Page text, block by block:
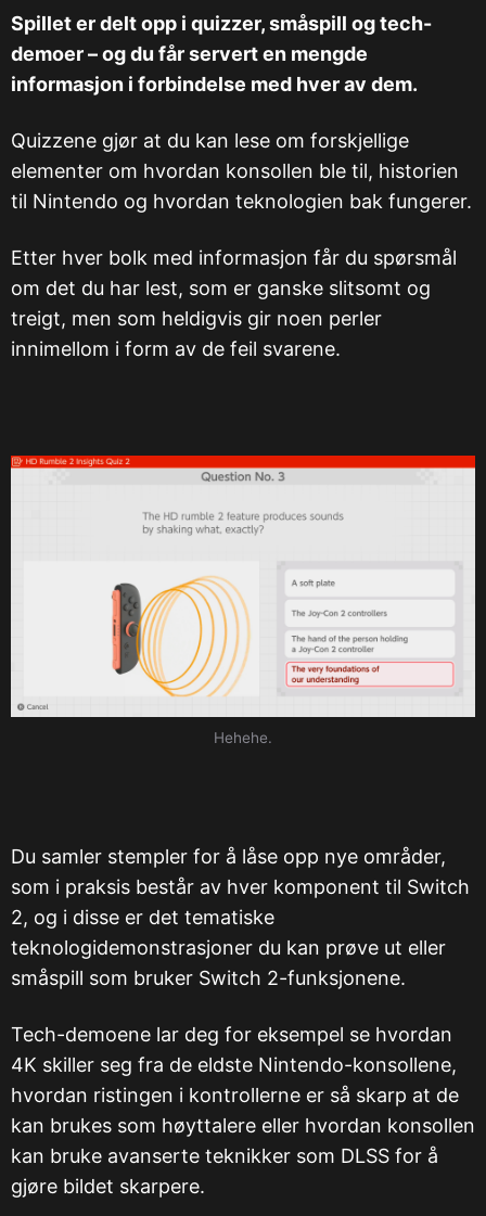
Spillet er delt opp i quizzer, småspill og tech-
demoer – og du får servert en mengde
informasjon i forbindelse med hver av dem.
Quizzene gjør at du kan lese om forskjellige
elementer om hvordan konsollen ble til, historien
til Nintendo og hvordan teknologien bak fungerer.
Etter hver bolk med informasjon får du spørsmål
om det du har lest, som er ganske slitsomt og
treigt, men som heldigvis gir noen perler
innimellom i form av de feil svarene.
Hehehe.
Du samler stempler for å låse opp nye områder,
som i praksis består av hver komponent til Switch
2, og i disse er det tematiske
teknologidemonstrasjoner du kan prøve ut eller
småspill som bruker Switch 2-funksjonene.
Tech-demoene lar deg for eksempel se hvordan
4K skiller seg fra de eldste Nintendo-konsollene,
hvordan ristingen i kontrollerne er så skarp at de
kan brukes som høyttalere eller hvordan konsollen
kan bruke avanserte teknikker som DLSS for å
gjøre bildet skarpere.